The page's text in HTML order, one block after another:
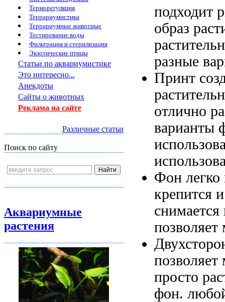
Терморегуляция
Террариумистика
Террариумные животные
Тестирование воды
Фильтрация и стерилизация
Экзотические птицы
Статьи по аквариумистике
Это интересно...
Анекдоты
Сайты о животных
Реклама на сайте
Различные статьи
Поиск по сайту
Аквариумные
растения
подходит
образ
разные
Принт
отлично
варианты
Фон легко
крепится
позволяет
просто
фон.